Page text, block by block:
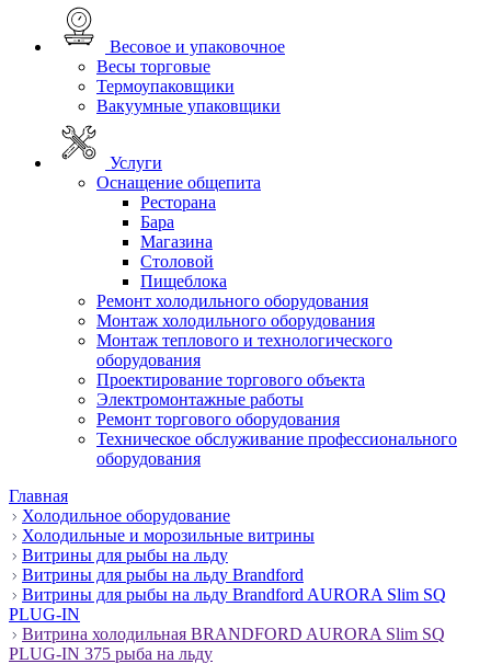
Весовое и упаковочное
Весы торговые
Термоупаковщики
Вакуумные упаковщики
Услуги
Оснащение общепита
Ресторана
Бара
Магазина
Столовой
Пищеблока
Ремонт холодильного оборудования
Монтаж холодильного оборудования
Монтаж теплового и технологического
оборудования
Проектирование торгового объекта
Электромонтажные работы
Ремонт торгового оборудования
Техническое обслуживание профессионального
оборудования
Главная
Холодильное оборудование
Холодильные и морозильные витрины
Витрины для рыбы на льду
Витрины для рыбы на льду Brandford
Витрины для рыбы на льду Brandford AURORA Slim SQ
PLUG-IN
Витрина холодильная BRANDFORD AURORA Slim SQ
PLUG-IN 375 рыба на льду